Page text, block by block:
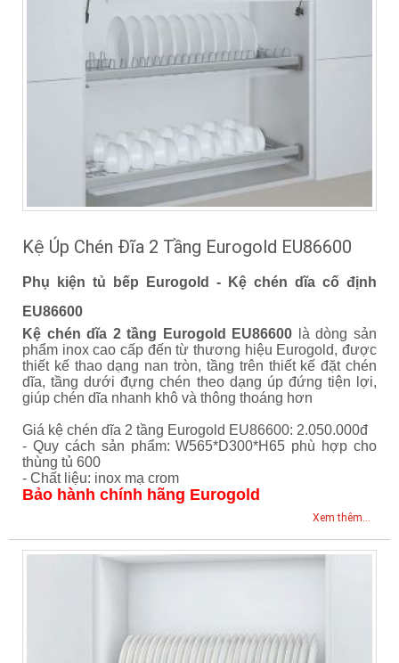
Kệ Úp Chén Đĩa 2 Tầng Eurogold EU86600
Phụ kiện tủ bếp Eurogold - Kệ chén dĩa cố định
EU86600
Kệ chén dĩa 2 tầng Eurogold EU86600 là dòng sản
phẩm inox cao cấp đến từ thương hiệu Eurogold, được
thiết kế thao dạng nan tròn, tầng trên thiết kế đặt chén
dĩa, tầng dưới đựng chén theo dạng úp đứng tiện lợi,
giúp chén dĩa nhanh khô và thông thoáng hơn
Giá kệ chén dĩa 2 tầng Eurogold EU86600: 2.050.000đ
- Quy cách sản phẩm: W565*D300*H65 phù hợp cho
thùng tủ 600
- Chất liệu: inox mạ crom
Bảo hành chính hãng Eurogold
Xem thêm...